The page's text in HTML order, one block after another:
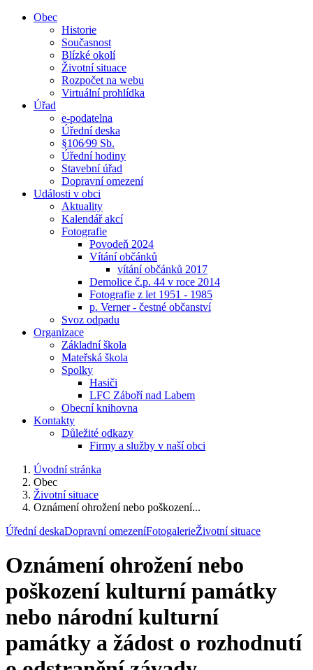
Obec
Historie
Současnost
Blízké okolí
Životní situace
Rozpočet na webu
Virtuální prohlídka
Úřad
e-podatelna
Úřední deska
§106⁄99 Sb.
Úřední hodiny
Stavební úřad
Dopravní omezení
Události v obci
Aktuality
Kalendář akcí
Fotografie
Povodeň 2024
Vítání občánků
vítání občánků 2017
Demolice č.p. 44 v roce 2014
Fotografie z let 1951 - 1985
p. Verner - čestné občanství
Svoz odpadu
Organizace
Základní škola
Mateřská škola
Spolky
Hasiči
LFC Záboří nad Labem
Obecní knihovna
Kontakty
Důležité odkazy
Firmy a služby v naší obci
Úvodní stránka
Obec
Životní situace
Oznámení ohrožení nebo poškození...
Úřední deskaDopravní omezeníFotogalerieŽivotní situace
Oznámení ohrožení nebo
poškození kulturní památky
nebo národní kulturní
památky a žádost o rozhodnutí